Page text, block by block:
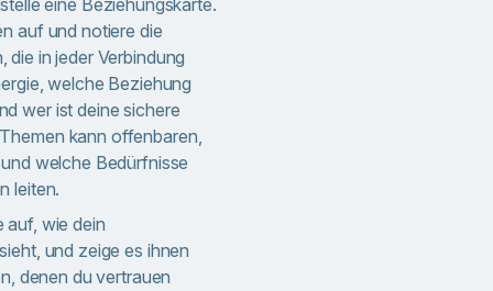
eine Beziehungskarte.
auf und notiere die
in jeder Verbindung
welche Beziehung
wer ist deine sichere
kann offenbaren,
welche Bedürfnisse
leiten.
auf, wie dein
und zeige es ihnen
denen du vertrauen